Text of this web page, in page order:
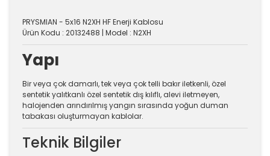
PRYSMIAN - 5x16 N2XH HF Enerji Kablosu
Ürün Kodu : 20132488 | Model : N2XH
Yapı
Bir veya çok damarlı, tek veya çok telli bakır iletkenli, özel
sentetik yalıtkanlı özel sentetik dış kılıflı, alevi iletmeyen,
halojenden arındırılmış yangın sırasında yoğun duman
tabakası oluşturmayan kablolar.
Teknik Bilgiler